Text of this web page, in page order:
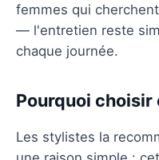
femmes qui
— l'entretien reste
chaque journée.
Pourquoi choisir
Les stylistes la